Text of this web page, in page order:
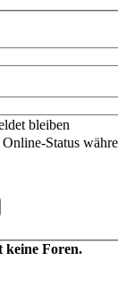
bleiben
Status
keine Foren.